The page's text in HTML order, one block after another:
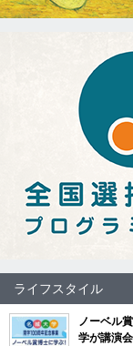
ライフスタイル
ノーベル
学が講演